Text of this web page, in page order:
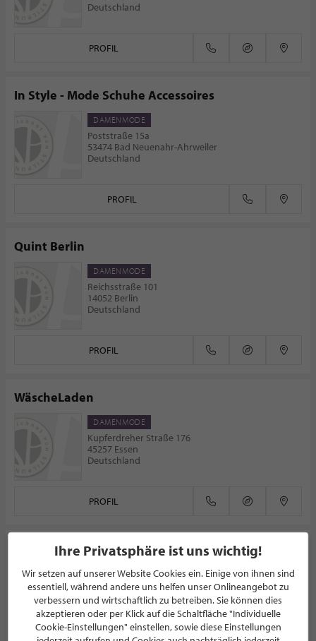
Deutschland
PROFIL
In Style - Mode Schuhe Accessoires
DAMENMODE
Poststraße 15a
53474 Bad Neuenahr-Ahrweiler
Deutschland
PROFIL
Quint Berlin
DAMENMODE
Reichsstraße 101
14052 Berlin
Deutschland
PROFIL
WäscheLaden
DAMENMODE
Kupferdreher Straße 176
45257 Essen
Deutschland
PROFIL
Veneziano
DAMENMODE
Dorfstr. 1b
40667 Meerbusch
Deutschland
Ihre Privatsphäre ist uns wichtig!
Wir setzen auf unserer Website Cookies ein. Einige von ihnen sind
essentiell, während andere uns helfen unser Onlineangebot zu
verbessern und wirtschaftlich zu betreiben. Sie können dies
akzeptieren oder per Klick auf die Schaltfläche "Individuelle
Cookie-Einstellungen" einstellen, sowie diese Einstellungen